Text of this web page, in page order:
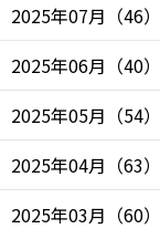
2025年07月 （46）
2025年06月 （40）
2025年05月 （54）
2025年04月 （63）
2025年03月 （60）